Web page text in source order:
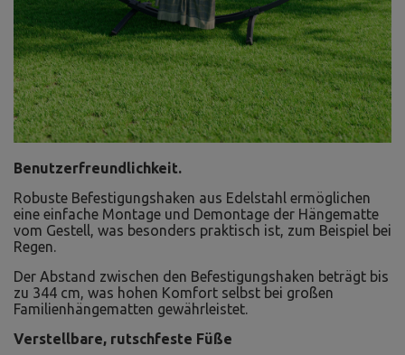
Benutzerfreundlichkeit.
Robuste Befestigungshaken aus Edelstahl ermöglichen
eine einfache Montage und Demontage der Hängematte
vom Gestell, was besonders praktisch ist, zum Beispiel bei
Regen.
Der Abstand zwischen den Befestigungshaken beträgt bis
zu 344 cm, was hohen Komfort selbst bei großen
Familienhängematten gewährleistet.
Verstellbare, rutschfeste Füße